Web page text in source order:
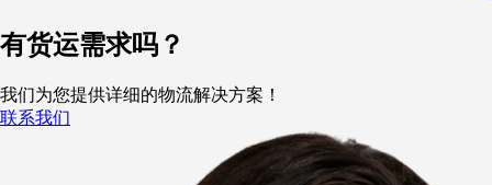
有货运需求吗？
我们为您提供详细的物流解决方案！
联系我们